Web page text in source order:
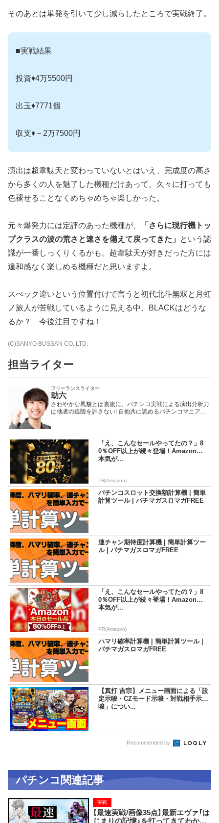
そのあとは単発を引いて少し減らしたところで実戦終了。
■実戦結果
投資♦4万5500円
出玉♦7771個
収支♦－2万7500円
演出は超韋駄天と変わっていないとはいえ、完成度の高さ
から多くの人を魅了した機種だけあって、久々に打っても
色褪せることなくめちゃめちゃ楽しかった。
元々爆発力には定評のあった機種が、
「さらに現行機トッ
プクラスの波の荒さと速さを備えて戻ってきた」
という認
識が一番しっくりくるかも。超韋駄天が好きだった方には
違和感なく楽しめる機種だと思いますよ。
スぺック違いという位置付けで言うと初代北斗無双と月虹
ノ旅人が苦戦しているように見える中、BLACKはどうな
るか？ 今後注目ですね！
(C)SANYO BUSSAN CO.,LTD.
担当ライター
フリーランスライター
助六
さわやかな風貌とは裏腹に、パチンコ実戦による演出分析力
は他者の追随を許さない! 自他共に認めるパチンコマニア。
「え、こんなセールやってたの？」8
0％OFF以上が続々登場！Amazonの
本気が...
PR(Amazon)
パチンコスロット交換額計算機 | 簡単
計算ツール | パチマガスロマガFREE
連チャン期待度計算機 | 簡単計算ツー
ル | パチマガスロマガFREE
「え、こんなセールやってたの？」8
0％OFF以上が続々登場！Amazonの
本気が...
PR(Amazon)
ハマリ確率計算機 | 簡単計算ツール |
パチマガスロマガFREE
【真打 吉宗】メニュー画面による「設
定示唆・CZモード示唆・対戦相手示
唆」につい...
Recommended by
パチンコ関連記事
【最速実戦/画像35点】最新エヴァ「は
じまりの記憶」を打ってきてわかっ
実戦